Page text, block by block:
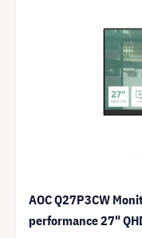
AOC Q27P3CW
performance 27"